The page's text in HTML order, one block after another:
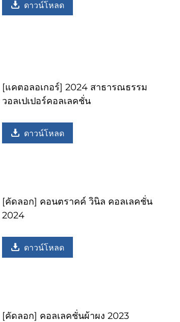
ดาวน์โหลด
[แคตอลอเกอร์] 2024 สาธารณธรรม
วอลเปเปอร์คอลเลคชั่น
ดาวน์โหลด
[คัดลอก] คอนตราคค์ วินิล คอลเลคชั่น
2024
ดาวน์โหลด
[คัดลอก] คอลเลคชั่นผ้าผง 2023